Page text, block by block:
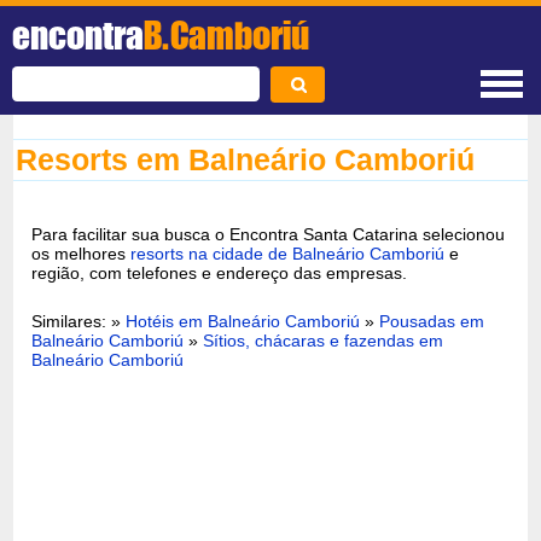
encontraB.Camboriú
Resorts em Balneário Camboriú
Para facilitar sua busca o Encontra Santa Catarina selecionou
os melhores resorts na cidade de Balneário Camboriú e
região, com telefones e endereço das empresas.
Similares: » Hotéis em Balneário Camboriú » Pousadas em
Balneário Camboriú »Sítios, chácaras e fazendas em
Balneário Camboriú